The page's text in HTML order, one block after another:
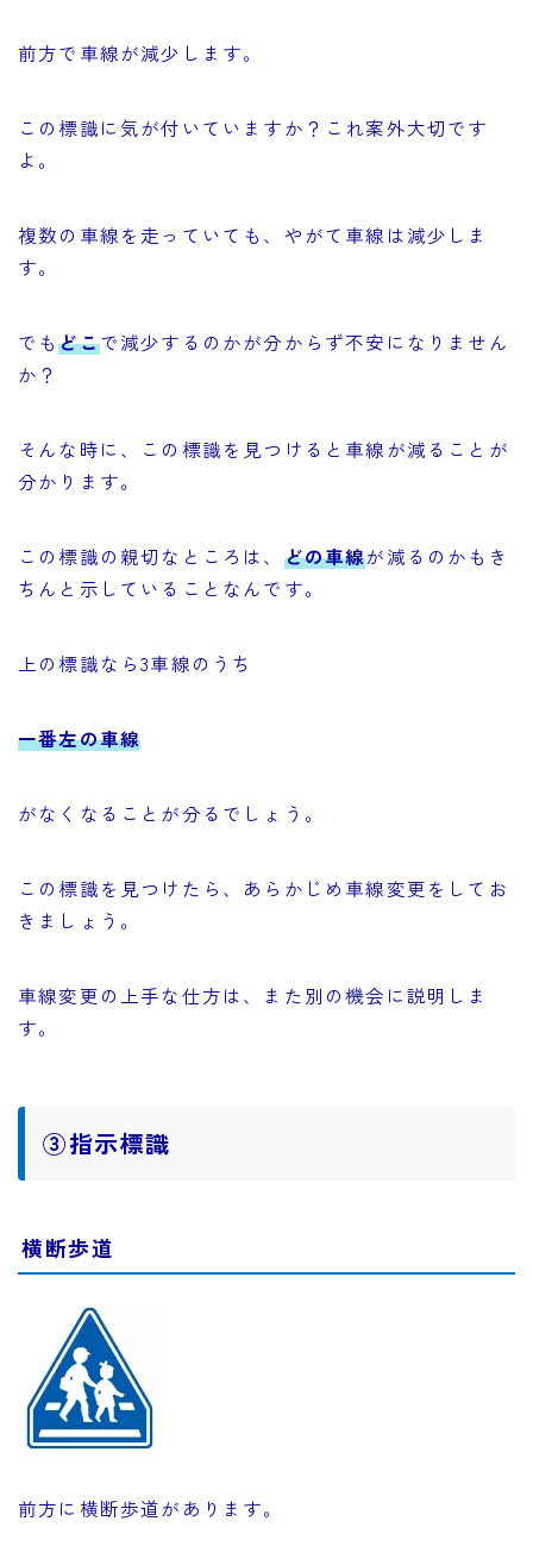
前方で車線が減少します。
この標識に気が付いていますか？これ案外大切です
よ。
複数の車線を走っていても、やがて車線は減少しま
す。
でもどこで減少するのかが分からず不安になりません
か？
そんな時に、この標識を見つけると車線が減ることが
分かります。
この標識の親切なところは、 どの車線が減るのかもき
ちんと示していることなんです。
上の標識なら3車線のうち
一番左の車線
がなくなることが分るでしょう。
この標識を見つけたら、あらかじめ車線変更をしてお
きましょう。
車線変更の上手な仕方は、また別の機会に説明しま
す。
③指示標識
横断歩道
前方に横断歩道があります。